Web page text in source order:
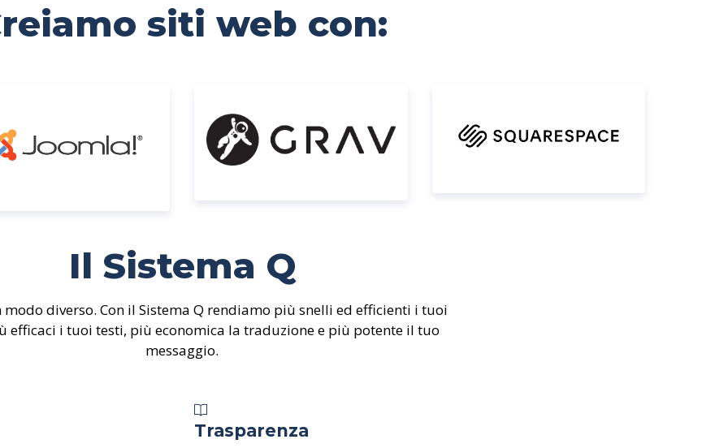
siti web con:
Il Sistema Q
diverso. Con il Sistema Q rendiamo più snelli ed efficienti i tuoi
efficaci i tuoi testi, più economica la traduzione e più potente il tuo
messaggio.
Trasparenza